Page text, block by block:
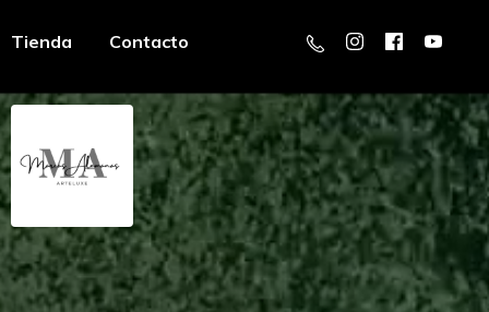
Tienda Contacto